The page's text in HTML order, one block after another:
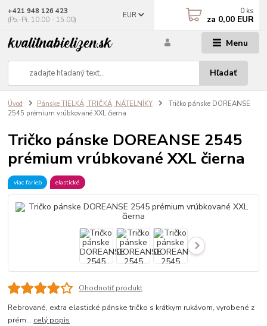
Menu
EUR
Hľadať
+421 948 126 423
(Po.-Pi. 10.00 - 15.00)
0 ks
za 0,00 EUR
Úvod Pánske TIELKÁ, TRIČKÁ, NÁTELNÍKY
Tričko pánske DOREANSE
2545 prémium vrúbkované XXL čierna
Tričko pánske DOREANSE 2545
prémium vrúbkované XXL čierna
viac farieb elastické
Ohodnotiť produkt
Rebrované, extra elastické pánske tričko s krátkym rukávom, vyrobené z
prém... celý popis